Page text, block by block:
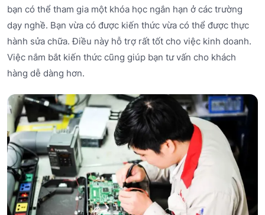
bạn có thể tham gia một khóa học ngắn hạn ở các trường
dạy nghề. Bạn vừa có được kiến thức vừa có thể được thực
hành sửa chữa. Điều này hỗ trợ rất tốt cho việc kinh doanh.
Việc nắm bắt kiến thức cũng giúp bạn tư vấn cho khách
hàng dễ dàng hơn.